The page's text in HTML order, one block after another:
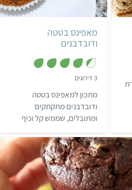
מאפינס בטטה
ודובדבנים
3 דירוגים
.
3
מ
ת
ו
מתכון למאפינס בטטה
ודובדבנים מתקתקים
ומתובלים, שממש קל וכיף